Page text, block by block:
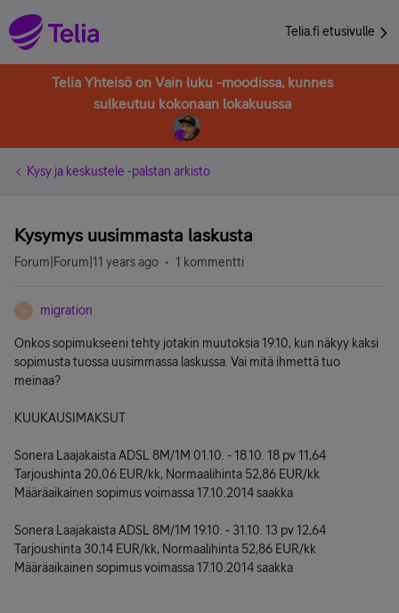
Telia.fi etusivulle
Telia Yhteisö on Vain luku -moodissa, kunnes
sulkeutuu kokonaan lokakuussa
Kysy ja keskustele -palstan arkisto
Kysymys uusimmasta laskusta
Forum|Forum|11 years ago 1 kommentti
M migration
Onkos sopimukseeni tehty jotakin muutoksia 19.10, kun näkyy kaksi
sopimusta tuossa uusimmassa laskussa. Vai mitä ihmettä tuo
meinaa?
KUUKAUSIMAKSUT
Sonera Laajakaista ADSL 8M/1M 01.10. - 18.10. 18 pv 11,64
Tarjoushinta 20,06 EUR/kk, Normaalihinta 52,86 EUR/kk
Määräaikainen sopimus voimassa 17.10.2014 saakka
Sonera Laajakaista ADSL 8M/1M 19.10. - 31.10. 13 pv 12,64
Tarjoushinta 30,14 EUR/kk, Normaalihinta 52,86 EUR/kk
Määräaikainen sopimus voimassa 17.10.2014 saakka